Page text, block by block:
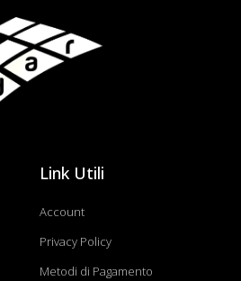
Link Utili
Account
Privacy Policy
Metodi di Pagamento